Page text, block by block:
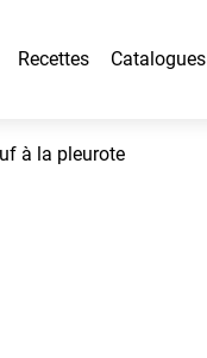
Recettes Catalogues
à la pleurote